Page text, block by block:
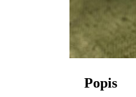
Popis